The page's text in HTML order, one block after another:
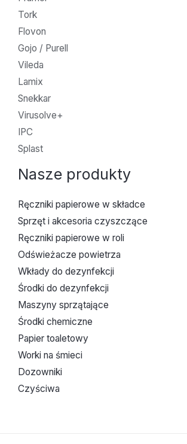
Tork
Flovon
Gojo / Purell
Vileda
Lamix
Snekkar
Virusolve+
IPC
Splast
Nasze produkty
Ręczniki papierowe w składce
Sprzęt i akcesoria czyszczące
Ręczniki papierowe w roli
Odświeżacze powietrza
Wkłady do dezynfekcji
Środki do dezynfekcji
Maszyny sprzątające
Środki chemiczne
Papier toaletowy
Worki na śmieci
Dozowniki
Czyściwa